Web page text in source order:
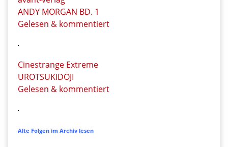
ANDY MORGAN BD. 1
Gelesen & kommentiert
Cinestrange Extreme
UROTSUKIDŌJI
Gelesen & kommentiert
Alte Folgen im Archiv lesen